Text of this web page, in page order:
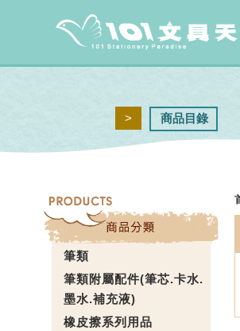
> 商品目錄
筆類
筆類附屬配件(筆芯.卡水.
墨水.補充液)
橡皮擦系列用品